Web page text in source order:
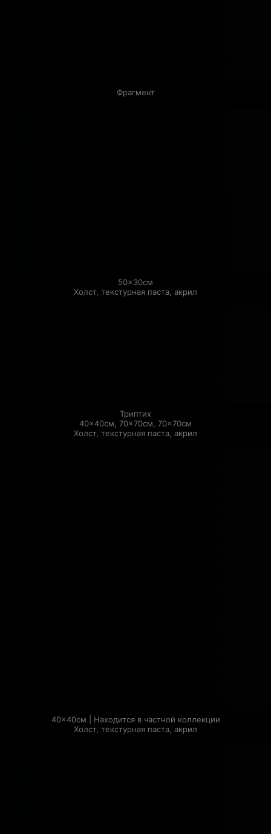
Фрагмент
50×30см
Холст, текстурная паста, акрил
Триптих
40×40см, 70×70см, 70×70см
Холст, текстурная паста, акрил
40×40см | Находится в частной коллекции
Холст, текстурная паста, акрил